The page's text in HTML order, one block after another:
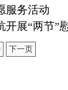
服务活动
开展“两节”
下一页